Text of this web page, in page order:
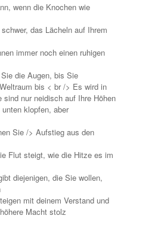
wenn die Knochen wie
das Lächeln auf Ihrem
immer noch einen ruhigen
die Augen, bis Sie
bis < br /> Es wird in
sind nur neidisch auf Ihre Höhen
klopfen, aber
Sie /> Aufstieg aus den
Flut steigt, wie die Hitze es im
diejenigen, die Sie wollen,
mit deinem Verstand und
Macht stolz